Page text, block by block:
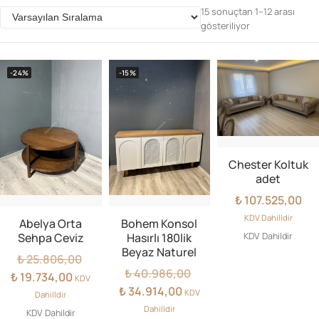
Parolanızı mı unuttunuz?
Hesap Oluştur
15 sonuçtan 1–12 arası
gösteriliyor
-24%
Abelya Orta
Sehpa Ceviz
₺25.806,00
fiyat:
₺ 25.806,00.
₺19.734,00Şu
KDV
Dahilldir
KDV Dahildir
-15%
Bohem Konsol
Hasırlı 180lik
Beyaz Naturel
₺40.986,00
fiyat:
₺34.914,00Şu
KDV
Dahilldir
Chester Koltuk
adet
₺107.525,00
KDV Dahilldir
KDV Dahildir